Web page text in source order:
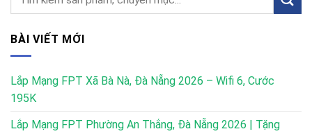
BÀI VIẾT MỚI
Lắp Mạng FPT Xã Bà Nà, Đà Nẵng 2026 – Wifi 6, Cước
195K
Lắp Mạng FPT Phường An Thắng, Đà Nẵng 2026 | Tặng